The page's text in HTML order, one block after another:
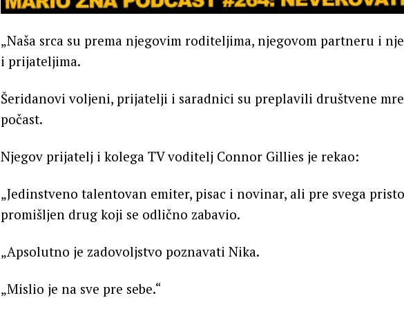
„Naša srca su prema njegovim roditeljima, njegovom partneru i
i prijateljima.
Šeridanovi voljeni, prijatelji i saradnici su preplavili društvene
počast.
Njegov prijatelj i kolega TV voditelj Connor Gillies je rekao:
„Jedinstveno talentovan emiter, pisac i novinar, ali pre svega
promišljen drug koji se odlično zabavio.
„Apsolutno je zadovoljstvo poznavati Nika.
„Mislio je na sve pre sebe.“